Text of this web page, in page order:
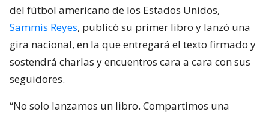
del fútbol americano de los Estados Unidos,
Sammis Reyes, publicó su primer libro y lanzó una
gira nacional, en la que entregará el texto firmado y
sostendrá charlas y encuentros cara a cara con sus
seguidores.
“No solo lanzamos un libro. Compartimos una